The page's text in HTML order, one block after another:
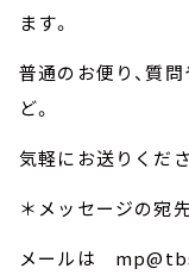
ます。
普通のお便り、質
ど。
気軽にお送りくだ
＊メッセージの宛
メールは